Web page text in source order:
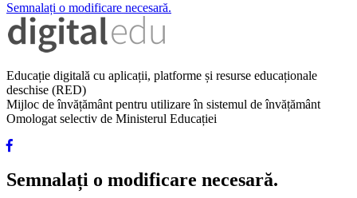
Semnalați o modificare necesară.
Educație digitală cu aplicații, platforme și resurse educaționale
deschise (RED)
Mijloc de învățământ pentru utilizare în sistemul de învățământ
Omologat selectiv de Ministerul Educației
Semnalați o modificare necesară.